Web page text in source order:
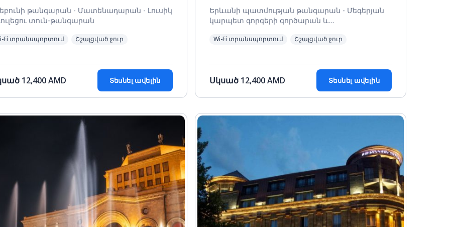
թանգարան - Մատենադարան - Լուսիկ
տուն-թանգարան
Fi տրանսպորտում Շշալցված ջուր
12,400AMD Տեսնել ավելին
Երևանի պատմության թանգարան - Մեգերյան
կարպետ գորգերի գործարան և
Ծիծեռնակաբերդ - Փարաջանովի տուն-
Wi-Fi տրանսպորտում Շշալցված ջուր
Սկսած 12,400AMD Տեսնել ավելին